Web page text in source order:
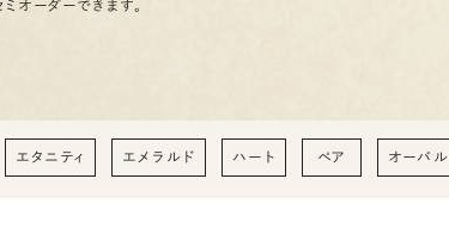
オーダーできます。
エタニティ エメラルド ハート ペア オーバル